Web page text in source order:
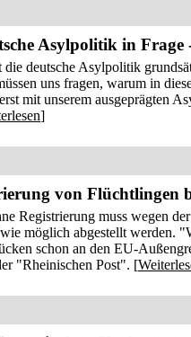
Asylpolitik in
deutsche Asylpolitik
uns fragen, warum in
mit unserem ausgeprägten
]
von Flüchtlingen
Registrierung muss wegen
möglich abgestellt werden.
schon an den EU-
"Rheinischen Post". [